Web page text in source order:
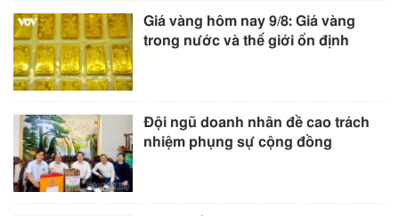
Giá vàng hôm nay 9/8: Giá vàng
trong nước và thế giới ổn định
Đội ngũ doanh nhân đề cao trách
nhiệm phụng sự cộng đồng